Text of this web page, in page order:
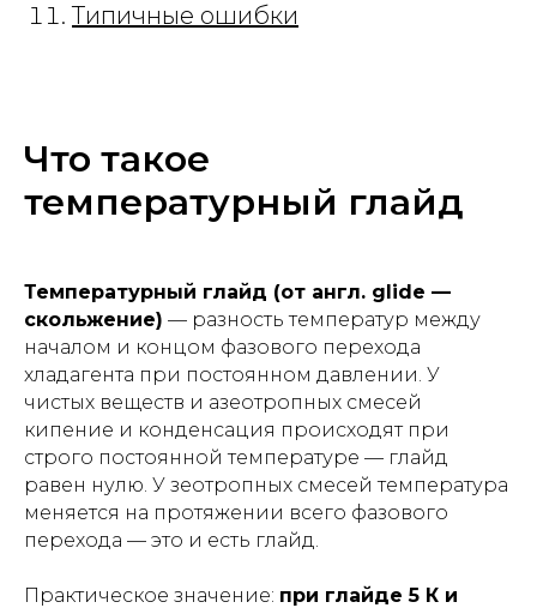
Типичные ошибки
Что такое
температурный глайд
Температурный глайд (от англ. glide —
скольжение) — разность температур между
началом и концом фазового перехода
хладагента при постоянном давлении. У
чистых веществ и азеотропных смесей
кипение и конденсация происходят при
строго постоянной температуре — глайд
равен нулю. У зеотропных смесей температура
меняется на протяжении всего фазового
перехода — это и есть глайд.
Практическое значение: при глайде 5 К и